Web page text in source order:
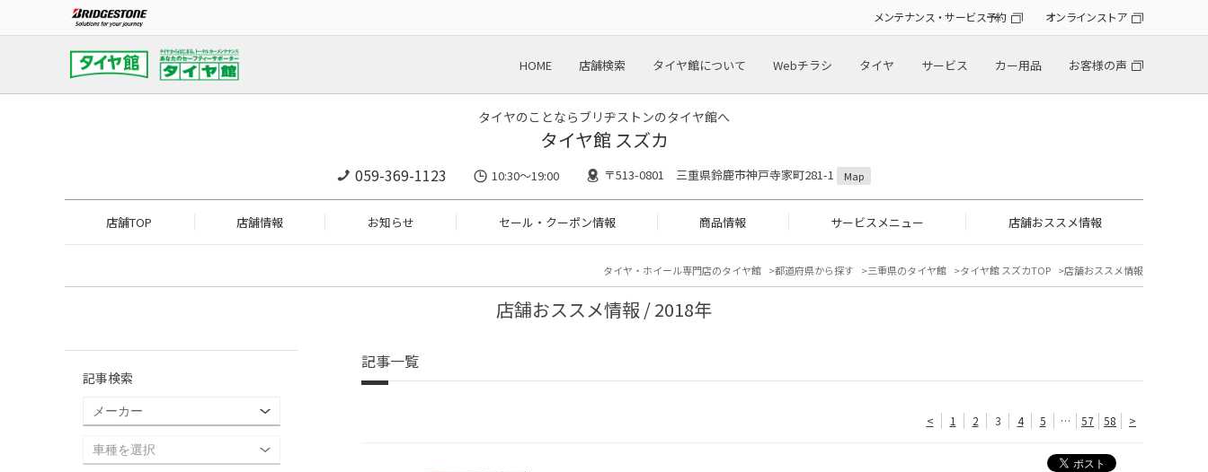
メンテナンス・サービス予約 オンラインストア
HOME 店舗検索 タイヤ館について Webチラシ タイヤ サービス カー用品 お客様の声
タイヤのことならブリヂストンのタイヤ館へ
タイヤ館 スズカ
059-369-1123 10:30～19:00 〒513-0801 三重県鈴鹿市神戸寺家町281-1 Map
店舗TOP 店舗情報 お知らせ セール・クーポン情報 商品情報 サービスメニュー 店舗おススメ情報
タイヤ・ホイール専門店のタイヤ館 都道府県から探す 三重県のタイヤ館 タイヤ館 スズカTOP 店舗おススメ情報
店舗おススメ情報 / 2018年
記事一覧
< 1 2 3 4 5 … 57 58 >
記事検索